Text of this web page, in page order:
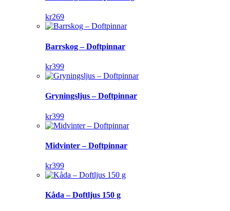
kr269
Barrskog – Doftpinnar
kr399
Gryningsljus – Doftpinnar
kr399
Midvinter – Doftpinnar
kr399
Kåda – Doftljus 150 g